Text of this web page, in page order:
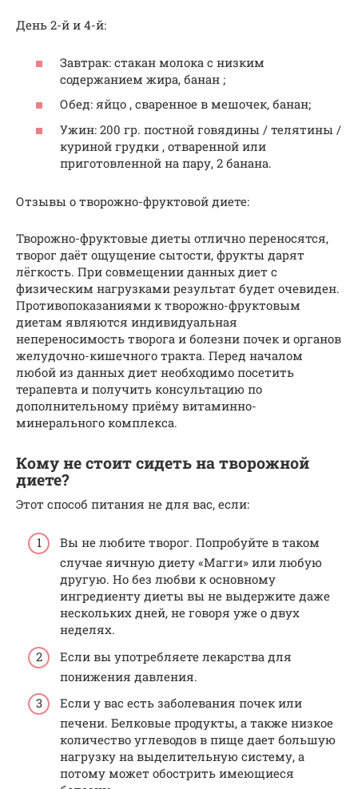
День 2-й и 4-й:
Завтрак: стакан молока с низким
содержанием жира, банан ;
Обед: яйцо , сваренное в мешочек, банан;
Ужин: 200 гр. постной говядины / телятины /
куриной грудки , отваренной или
приготовленной на пару, 2 банана.
Отзывы о творожно-фруктовой диете:
Творожно-фруктовые диеты отлично переносятся,
творог даёт ощущение сытости, фрукты дарят
лёгкость. При совмещении данных диет с
физическим нагрузками результат будет очевиден.
Противопоказаниями к творожно-фруктовым
диетам являются индивидуальная
непереносимость творога и болезни почек и органов
желудочно-кишечного тракта. Перед началом
любой из данных диет необходимо посетить
терапевта и получить консультацию по
дополнительному приёму витаминно-
минерального комплекса.
Кому не стоит сидеть на творожной
диете?
Этот способ питания не для вас, если:
Вы не любите творог. Попробуйте в таком
случае яичную диету «Магги» или любую
другую. Но без любви к основному
ингредиенту диеты вы не выдержите даже
нескольких дней, не говоря уже о двух
неделях.
Если вы употребляете лекарства для
понижения давления.
Если у вас есть заболевания почек или
печени. Белковые продукты, а также низкое
количество углеводов в пище дает большую
нагрузку на выделительную систему, а
потому может обострить имеющиеся